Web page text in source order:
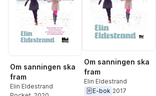
Om sanningen ska
fram
Elin Eldestrand
Om sanningen ska
fram
Elin Eldestrand
E-bok 2017